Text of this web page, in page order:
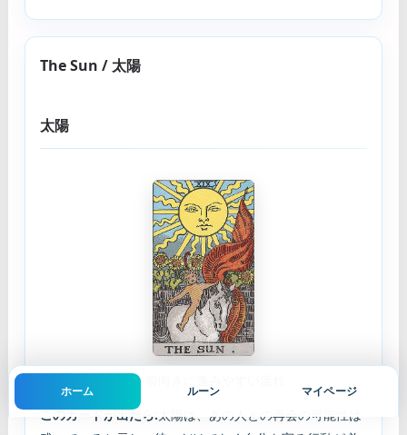
The Sun / 太陽
太陽
明るく前向きに進みやすい流れ
このカードが出たら:太陽は、あの人との再会の可能性は
ホーム ルーン マイページ